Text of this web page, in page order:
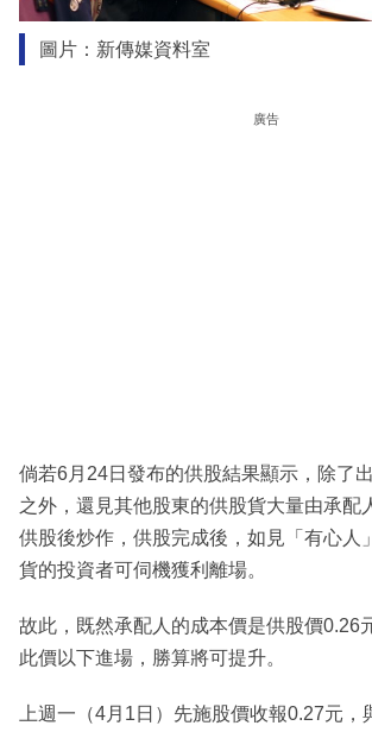
圖片：新傳媒資料室
廣告
倘若6月24日發布的供股結果顯示，除了
之外，還見其他股東的供股貨大量由承配
供股後炒作，供股完成後，如見「有心人
貨的投資者可伺機獲利離場。
故此，既然承配人的成本價是供股價0.26
此價以下進場，勝算將可提升。
上週一（4月1日）先施股價收報0.27元，